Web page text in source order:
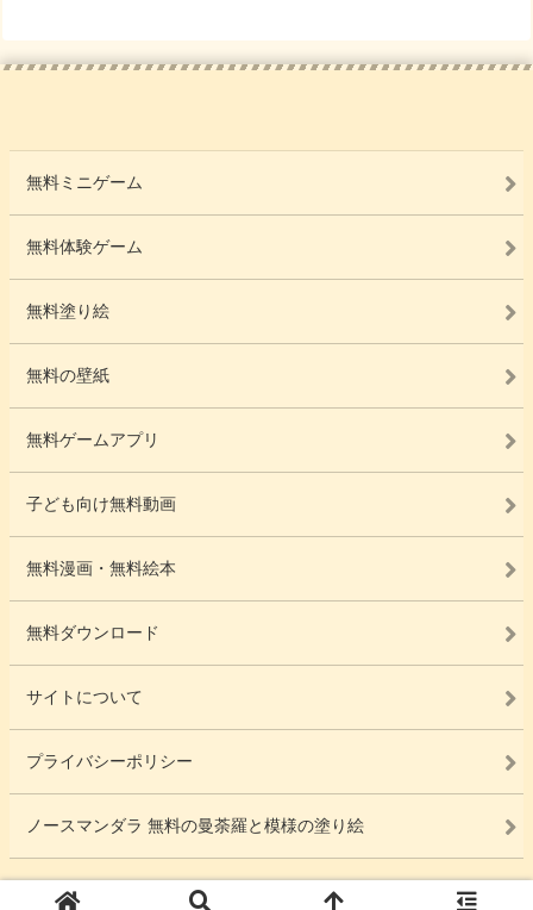
無料ミニゲーム
無料体験ゲーム
無料塗り絵
無料の壁紙
無料ゲームアプリ
子ども向け無料動画
無料漫画・無料絵本
無料ダウンロード
サイトについて
プライバシーポリシー
ノースマンダラ 無料の曼荼羅と模様の塗り絵